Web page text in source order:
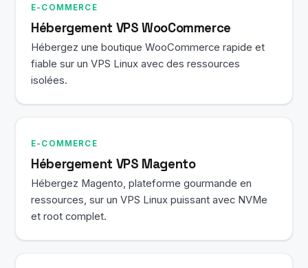
E-COMMERCE
Hébergement VPS WooCommerce
Hébergez une boutique WooCommerce rapide et
fiable sur un VPS Linux avec des ressources
isolées.
E-COMMERCE
Hébergement VPS Magento
Hébergez Magento, plateforme gourmande en
ressources, sur un VPS Linux puissant avec NVMe
et root complet.